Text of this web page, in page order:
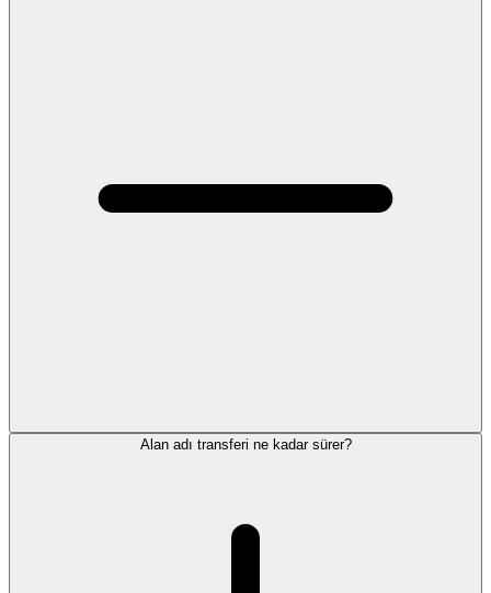
Alan adı transferi ne kadar sürer?